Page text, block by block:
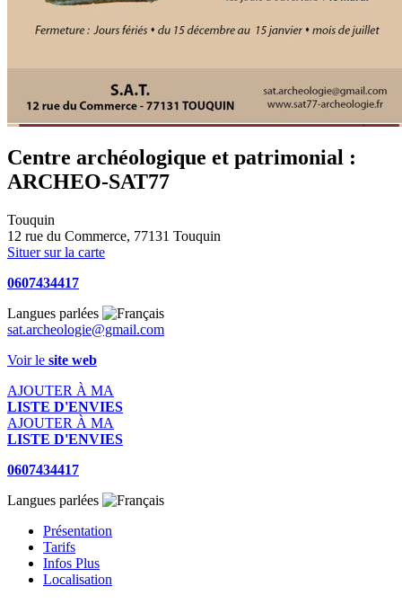
Centre archéologique et patrimonial :
ARCHEO-SAT77
Touquin
12 rue du Commerce, 77131 Touquin
Situer sur la carte
0607434417
Langues parlées
sat.archeologie@gmail.com
Voir le site web
AJOUTER À MA
LISTE D'ENVIES
AJOUTER À MA
LISTE D'ENVIES
0607434417
Langues parlées
Présentation
Tarifs
Infos Plus
Localisation